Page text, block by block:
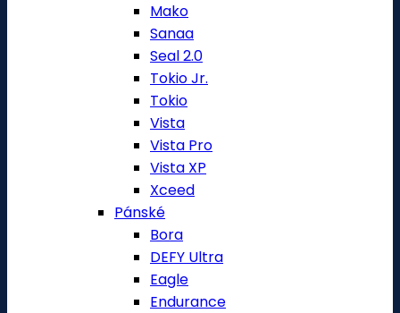
Mako
Sanaa
Seal 2.0
Tokio Jr.
Tokio
Vista
Vista Pro
Vista XP
Xceed
Pánské
Bora
DEFY Ultra
Eagle
Endurance